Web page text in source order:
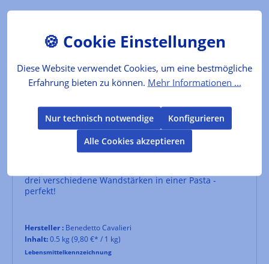
drei verschiedene Wandstärken in einer Pasta -
perfekt!
Hersteller : Benedetto Cavalieri
Inhalt:0.5 kg (9,80 €* / 1 kg)
Lebensmittelkennzeichnung
Diese Website verwendet Cookies, um eine bestmögliche
Erfahrung bieten zu können. Mehr Informationen ...
Nur technisch notwendige
Konfigurieren
Alle Cookies akzeptieren